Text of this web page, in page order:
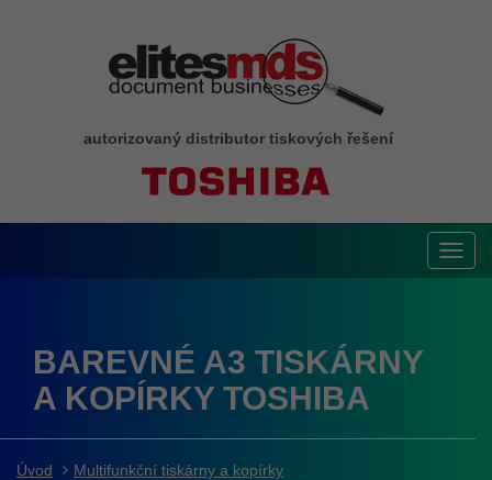
autorizovaný distributor tiskových řešení
BAREVNÉ A3 TISKÁRNY
A KOPÍRKY TOSHIBA
Úvod
Multifunkční tiskárny a kopírky